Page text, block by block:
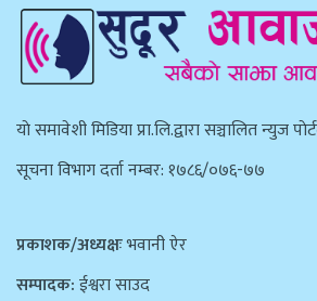
याे समावेशी मिडिया प्रा.लि.द्वारा सञ्चालित न्युज
सूचना विभाग दर्ता नम्बर: १७८६/०७६-७७
प्रकाशक/अध्यक्षःभवानी ऐर
सम्पादक:ईश्वरा साउद